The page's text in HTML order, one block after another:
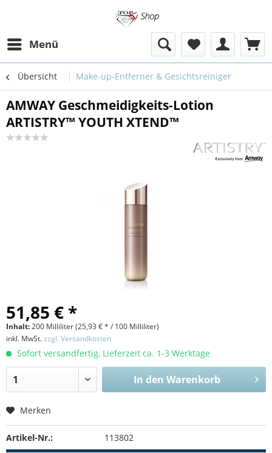
Menü
Übersicht Make-up-Entferner & Gesichtsreiniger
AMWAY Geschmeidigkeits-Lotion
ARTISTRY™ YOUTH XTEND™
51,85 € *
Inhalt:200 Milliliter (25,93 €* / 100 Milliliter)
inkl. MwSt.zzgl. Versandkosten
Sofort versandfertig, Lieferzeit ca. 1-3 Werktage
In den Warenkorb
Merken
Artikel-Nr.: 113802